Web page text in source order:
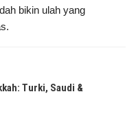
bikin ulah yang
Turki, Saudi &